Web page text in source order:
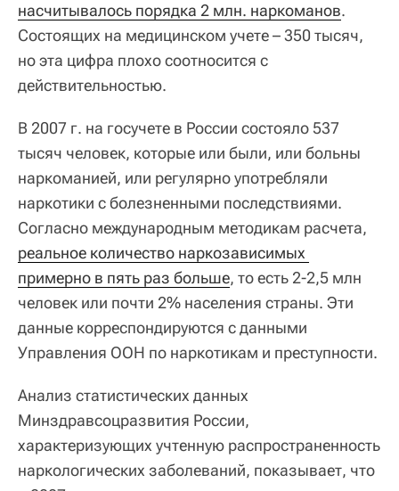
насчитывалось порядка 2 млн. наркоманов.
Состоящих на медицинском учете – 350 тысяч,
но эта цифра плохо соотносится с
действительностью.
В 2007 г. на госучете в России состояло 537
тысяч человек, которые или были, или больны
наркоманией, или регулярно употребляли
наркотики с болезненными последствиями.
Согласно международным методикам расчета,
реальное количество наркозависимых
примерно в пять раз больше, то есть 2-2,5 млн
человек или почти 2% населения страны. Эти
данные корреспондируются с данными
Управления ООН по наркотикам и преступности.
Анализ статистических данных
Минздравсоцразвития России,
характеризующих учтенную распространенность
наркологических заболеваний, показывает, что